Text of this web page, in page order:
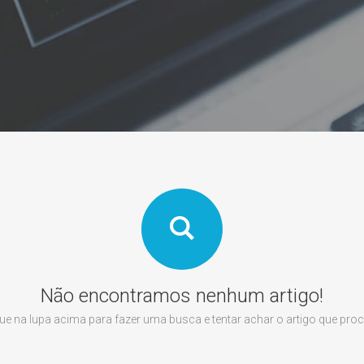
Não encontramos nenhum artigo!
na lupa acima para fazer uma busca e tentar achar o artigo que